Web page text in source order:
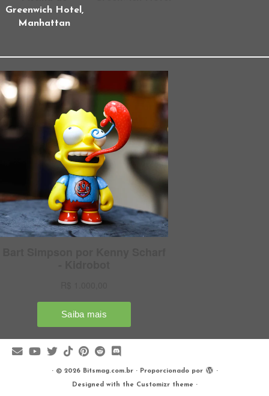
Greenwich Hotel,
Manhattan
· © 2026 Bitsmag.com.br· Proporcionado por ·
Designed with the Customizr theme ·